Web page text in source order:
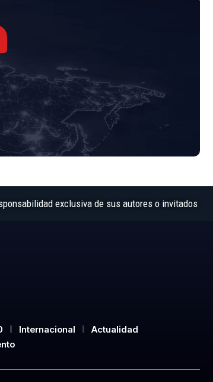
exclusiva de sus autores o invitados
Internacional
Actualidad